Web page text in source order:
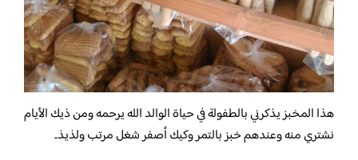
هذا المخبز يذكرني بالطفولة في حياة الوالد الله يرحمه ومن ذيك الأيام
نشتري منه وعندهم خبز بالتمر وكيك أصفر شغل مرتب ولذيذ..